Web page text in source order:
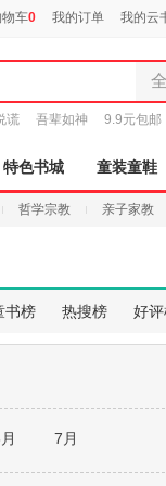
物车0 我的订单 我的云
全
图
音
谎 吾辈如神 9.9元包邮
特色书城 童装童鞋
哲学宗教 亲子家教
书榜 热搜榜 好
7月